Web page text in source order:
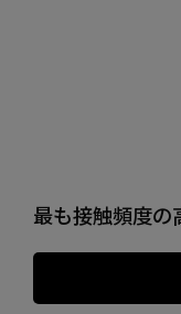
最も接触頻度